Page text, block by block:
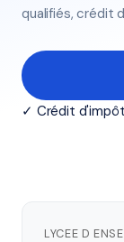
qualifiés, crédit
✓ Crédit
LYCEE D